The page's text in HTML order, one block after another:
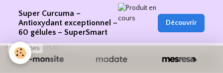
Abondance
Super Curcuma –
Antioxydant exceptionnel –
60 gélules – SuperSmart
Découvrir
SPONSORS